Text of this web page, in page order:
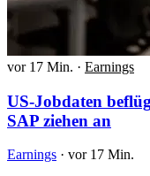
vor 17 Min. · Earnings
US-Jobdaten
SAP ziehen an
Earnings · vor 17 Min.